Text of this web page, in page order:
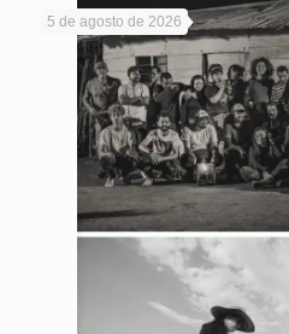
5 de agosto de 2026